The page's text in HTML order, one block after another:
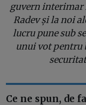
guvern interimar
Radev și la noi
lucru pune sub
unui vot pentru
Ce ne spun, de